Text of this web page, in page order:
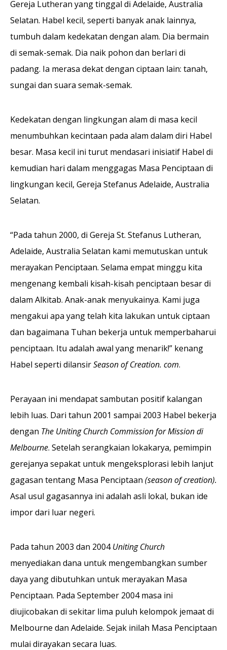
Gereja Lutheran yang tinggal di Adelaide, Australia
Selatan. Habel kecil, seperti banyak anak lainnya,
tumbuh dalam kedekatan dengan alam. Dia bermain
di semak-semak. Dia naik pohon dan berlari di
padang. Ia merasa dekat dengan ciptaan lain: tanah,
sungai dan suara semak-semak.
Kedekatan dengan lingkungan alam di masa kecil
menumbuhkan kecintaan pada alam dalam diri Habel
besar. Masa kecil ini turut mendasari inisiatif Habel di
kemudian hari dalam menggagas Masa Penciptaan di
lingkungan kecil, Gereja Stefanus Adelaide, Australia
Selatan.
“Pada tahun 2000, di Gereja St. Stefanus Lutheran,
Adelaide, Australia Selatan kami memutuskan untuk
merayakan Penciptaan. Selama empat minggu kita
mengenang kembali kisah-kisah penciptaan besar di
dalam Alkitab. Anak-anak menyukainya. Kami juga
mengakui apa yang telah kita lakukan untuk ciptaan
dan bagaimana Tuhan bekerja untuk memperbaharui
penciptaan. Itu adalah awal yang menarik!” kenang
Habel seperti dilansirSeason of Creation. com.
Perayaan ini mendapat sambutan positif kalangan
lebih luas. Dari tahun 2001 sampai 2003 Habel bekerja
dengan The Uniting Church Commission for Mission di
Melbourne. Setelah serangkaian lokakarya, pemimpin
gerejanya sepakat untuk mengeksplorasi lebih lanjut
gagasan tentang Masa Penciptaan (season of creation).
Asal usul gagasannya ini adalah asli lokal, bukan ide
impor dari luar negeri.
Pada tahun 2003 dan 2004Uniting Church
menyediakan dana untuk mengembangkan sumber
daya yang dibutuhkan untuk merayakan Masa
Penciptaan. Pada September 2004 masa ini
diujicobakan di sekitar lima puluh kelompok jemaat di
Melbourne dan Adelaide. Sejak inilah Masa Penciptaan
mulai dirayakan secara luas.